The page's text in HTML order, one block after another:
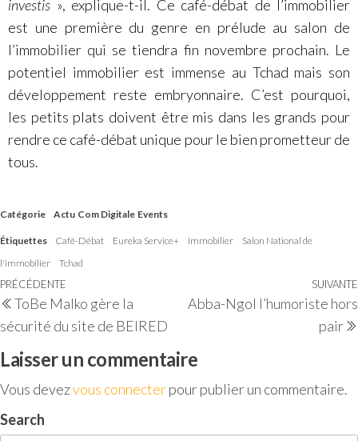
investis », explique-t-il. Ce café-débat de l’immobilier
est une première du genre en prélude au salon de
l’immobilier qui se tiendra fin novembre prochain. Le
potentiel immobilier est immense au Tchad mais son
développement reste embryonnaire. C’est pourquoi,
les petits plats doivent être mis dans les grands pour
rendre ce café-débat unique pour le bien prometteur de
tous.
Catégorie Actu Com Digitale Events
Étiquettes Café-Débat Eureka Service+ Immobilier
Salon National de
l'immobilier
Tchad
PRÉCÉDENTE
ToBe Malko gère la
sécurité du site de BEIRED
SUIVANTE
Abba-Ngol l’humoriste hors
pair
Laisser un commentaire
Vous devezvous connecterpour publier un commentaire.
Search